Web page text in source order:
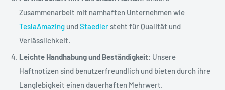
Zusammenarbeit mit namhaften Unternehmen wie
TeslaAmazing undStaedler steht für Qualität und
Verlässlichkeit.
Leichte Handhabung und Beständigkeit: Unsere
Haftnotizen sind benutzerfreundlich und bieten durch ihre
Langlebigkeit einen dauerhaften Mehrwert.